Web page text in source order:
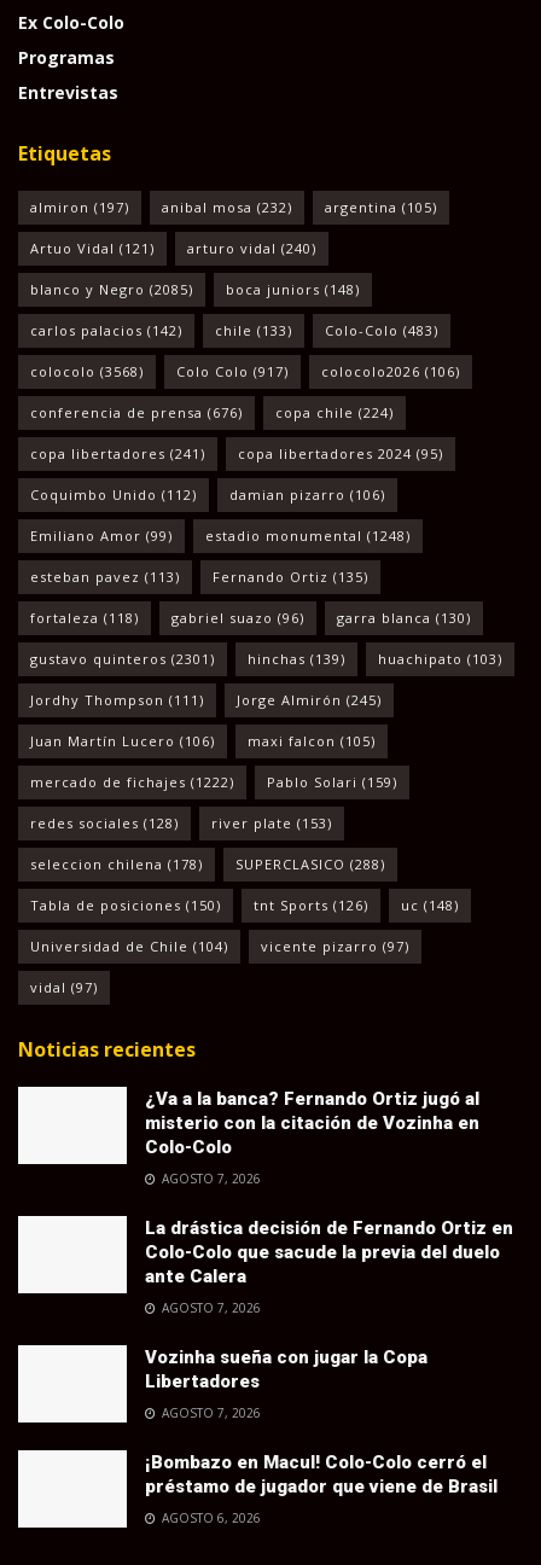
Ex Colo-Colo
Programas
Entrevistas
Etiquetas
almiron (197) anibal mosa (232) argentina (105)
Artuo Vidal (121) arturo vidal (240)
blanco y Negro (2085) boca juniors (148)
carlos palacios (142) chile (133) Colo-Colo (483)
colocolo (3568) Colo Colo (917) colocolo2026 (106)
conferencia de prensa (676) copa chile (224)
copa libertadores (241) copa libertadores 2024 (95)
Coquimbo Unido (112) damian pizarro (106)
Emiliano Amor (99) estadio monumental (1248)
esteban pavez (113) Fernando Ortiz (135)
fortaleza (118) gabriel suazo (96) garra blanca (130)
gustavo quinteros (2301) hinchas (139) huachipato (103)
Jordhy Thompson (111) Jorge Almirón (245)
Juan Martín Lucero (106) maxi falcon (105)
mercado de fichajes (1222) Pablo Solari (159)
redes sociales (128) river plate (153)
seleccion chilena (178) SUPERCLASICO (288)
Tabla de posiciones (150) tnt Sports (126) uc (148)
Universidad de Chile (104) vicente pizarro (97)
vidal (97)
Noticias recientes
¿Va a la banca? Fernando Ortiz jugó al
misterio con la citación de Vozinha en
Colo-Colo
AGOSTO 7, 2026
La drástica decisión de Fernando Ortiz en
Colo-Colo que sacude la previa del duelo
ante Calera
AGOSTO 7, 2026
Vozinha sueña con jugar la Copa
Libertadores
AGOSTO 7, 2026
¡Bombazo en Macul! Colo-Colo cerró el
préstamo de jugador que viene de Brasil
AGOSTO 6, 2026